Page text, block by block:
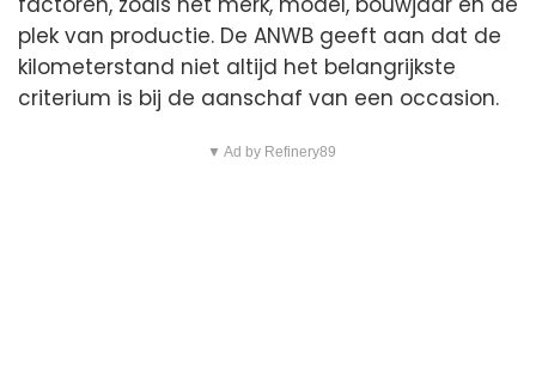
plek van productie. De ANWB geeft aan dat de
kilometerstand niet altijd het belangrijkste
criterium is bij de aanschaf van een occasion.
▼ Ad by Refinery89